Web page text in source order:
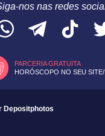
nos nas redes
PARCERIA GRATUITA
HORÓSCOPO NO SEU
Depositphotos